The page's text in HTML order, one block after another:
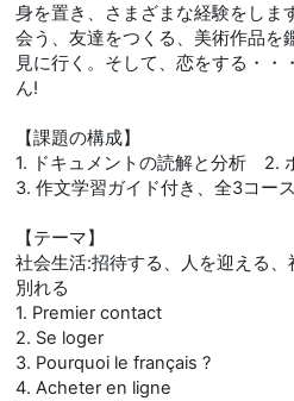
身を置き、さまざまな経験をしま
会う、友達をつくる、美術作品を
見に行く。そして、恋をする・・
ん!
【課題の構成】
1. ドキュメントの読解と分析 2.
3. 作文学習ガイド付き、全3コース
【テーマ】
社会生活:招待する、人を迎える、
別れる
1. Premier contact
2. Se loger
3. Pourquoi le français ?
4. Acheter en ligne